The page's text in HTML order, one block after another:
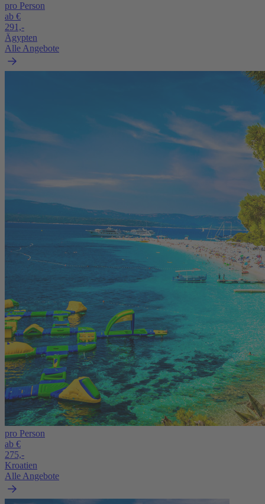
pro Person
ab €
291,-
Ägypten
Alle Angebote
pro Person
ab €
275,-
Kroatien
Alle Angebote